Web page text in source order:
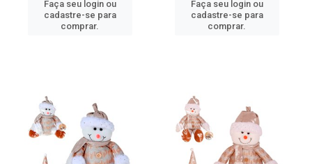
Faça seu login ou
cadastre-se para
comprar.
Faça seu login ou
cadastre-se para
comprar.